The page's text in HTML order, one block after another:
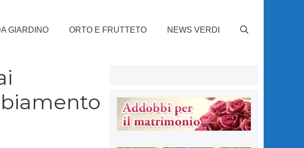
GIARDINO ORTO E FRUTTETO NEWS VERDI